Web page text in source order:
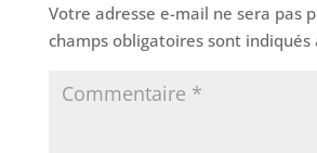
Votre adresse e-mail ne sera pas
champs obligatoires sont indiqués